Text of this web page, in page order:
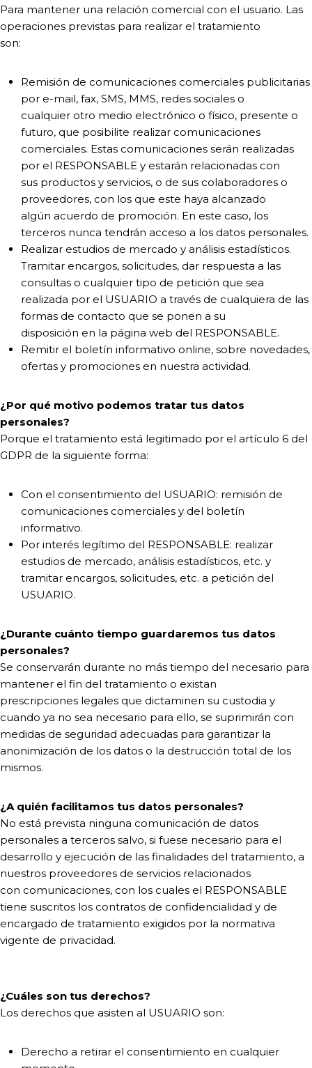
Para mantener una relación comercial con el usuario. Las
operaciones previstas para realizar el tratamiento
son:
Remisión de comunicaciones comerciales publicitarias
por e-mail, fax, SMS, MMS, redes sociales o
cualquier otro medio electrónico o físico, presente o
futuro, que posibilite realizar comunicaciones
comerciales. Estas comunicaciones serán realizadas
por el RESPONSABLE y estarán relacionadas con
sus productos y servicios, o de sus colaboradores o
proveedores, con los que este haya alcanzado
algún acuerdo de promoción. En este caso, los
terceros nunca tendrán acceso a los datos personales.
Realizar estudios de mercado y análisis estadísticos.
Tramitar encargos, solicitudes, dar respuesta a las
consultas o cualquier tipo de petición que sea
realizada por el USUARIO a través de cualquiera de las
formas de contacto que se ponen a su
disposición en la página web del RESPONSABLE.
Remitir el boletín informativo online, sobre novedades,
ofertas y promociones en nuestra actividad.
¿Por qué motivo podemos tratar tus datos
personales?
Porque el tratamiento está legitimado por el artículo 6 del
GDPR de la siguiente forma:
Con el consentimiento del USUARIO: remisión de
comunicaciones comerciales y del boletín
informativo.
Por interés legítimo del RESPONSABLE: realizar
estudios de mercado, análisis estadísticos, etc. y
tramitar encargos, solicitudes, etc. a petición del
USUARIO.
¿Durante cuánto tiempo guardaremos tus datos
personales?
Se conservarán durante no más tiempo del necesario para
mantener el fin del tratamiento o existan
prescripciones legales que dictaminen su custodia y
cuando ya no sea necesario para ello, se suprimirán con
medidas de seguridad adecuadas para garantizar la
anonimización de los datos o la destrucción total de los
mismos.
¿A quién facilitamos tus datos personales?
No está prevista ninguna comunicación de datos
personales a terceros salvo, si fuese necesario para el
desarrollo y ejecución de las finalidades del tratamiento, a
nuestros proveedores de servicios relacionados
con comunicaciones, con los cuales el RESPONSABLE
tiene suscritos los contratos de confidencialidad y de
encargado de tratamiento exigidos por la normativa
vigente de privacidad.
¿Cuáles son tus derechos?
Los derechos que asisten al USUARIO son:
Derecho a retirar el consentimiento en cualquier